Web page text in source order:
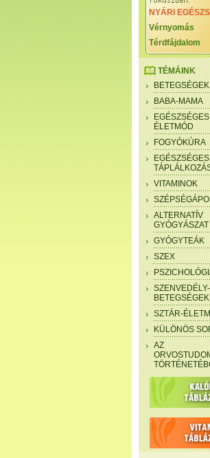
NYÁRI
Vérnyomás
Térdfájdalom
TÉMÁINK
BETEGSÉGEK
BABA-MAMA
EGÉSZSÉGES
ÉLETMÓD
FOGYÓKÚRA
EGÉSZSÉGES
VITAMINOK
ALTERNATÍV
GYÓGYÁSZAT
GYÓGYTEÁK
SZEX
SZENVEDÉLY-
BETEGSÉGEK
SZTÁR-
KÜLÖNÖS
AZ